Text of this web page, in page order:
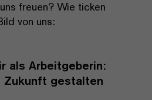
freuen? Wie ticken
von uns:
als Arbeitgeberin:
Zukunft gestalten